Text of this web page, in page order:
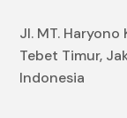
Jl. MT. Haryono
Tebet Timur,
Indonesia